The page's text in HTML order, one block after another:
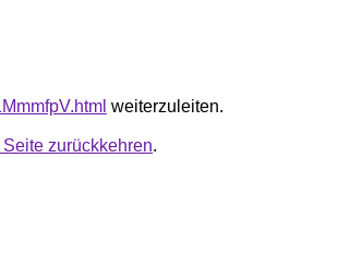
weiterzuleiten.
zurückkehren.